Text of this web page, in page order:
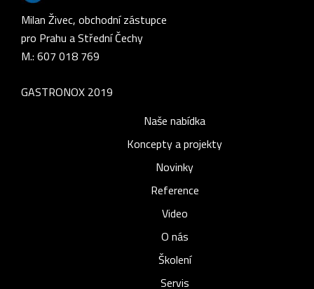
Milan Živec, obchodní zástupce
pro Prahu a Střední Čechy
M.: 607 018 769
GASTRONOX 2019
Naše nabídka
Koncepty a projekty
Novinky
Reference
Video
O nás
Školení
Servis